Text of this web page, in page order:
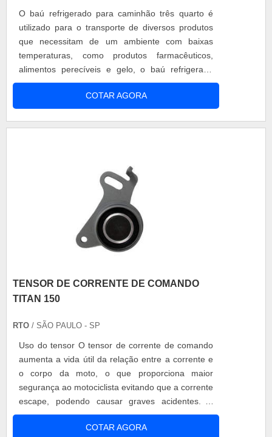
O baú refrigerado para caminhão três quarto é
utilizado para o transporte de diversos produtos
que necessitam de um ambiente com baixas
temperaturas, como produtos farmacêuticos,
alimentos perecíveis e gelo, o baú refrigerado
para caminhões. A escolha do caminhão
adequado depende da carga que será
transportada. Um caminhão pode ser: VUC -
COTAR AGORA
TENSOR DE CORRENTE DE COMANDO
TITAN 150
RTO / SÃO PAULO - SP
Uso do tensor O tensor de corrente de comando
aumenta a vida útil da relação entre a corrente e
o corpo da moto, o que proporciona maior
segurança ao motociclista evitando que a corrente
escape, podendo causar graves acidentes. A
medida em que a corrente sofre dilatação, o
tensor de corrente de comando Titan 150 vai
COTAR AGORA